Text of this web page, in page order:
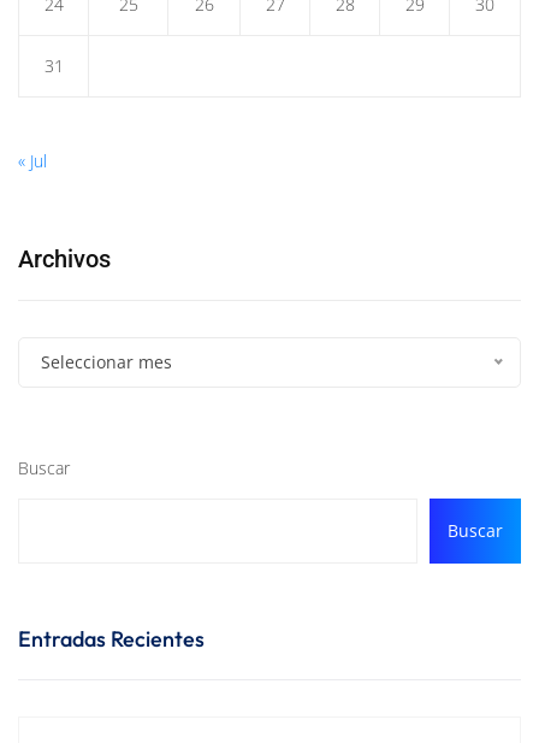
31
« Jul
Archivos
Seleccionar mes
Buscar
Buscar
Entradas Recientes